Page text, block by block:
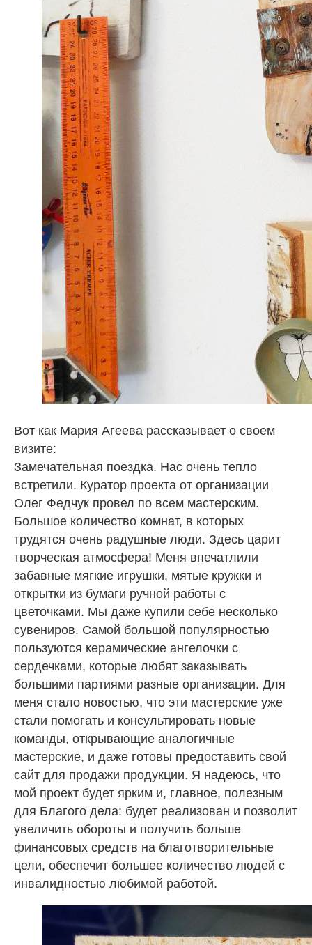
Вот как Мария Агеева рассказывает о своем
визите:
Замечательная поездка. Нас очень тепло
встретили. Куратор проекта от организации
Олег Федчук провел по всем мастерским.
Большое количество комнат, в которых
трудятся очень радушные люди. Здесь царит
творческая атмосфера! Меня впечатлили
забавные мягкие игрушки, мятые кружки и
открытки из бумаги ручной работы с
цветочками. Мы даже купили себе несколько
сувениров. Самой большой популярностью
пользуются керамические ангелочки с
сердечками, которые любят заказывать
большими партиями разные организации. Для
меня стало новостью, что эти мастерские уже
стали помогать и консультировать новые
команды, открывающие аналогичные
мастерские, и даже готовы предоставить свой
сайт для продажи продукции. Я надеюсь, что
мой проект будет ярким и, главное, полезным
для Благого дела: будет реализован и позволит
увеличить обороты и получить больше
финансовых средств на благотворительные
цели, обеспечит большее количество людей с
инвалидностью любимой работой.